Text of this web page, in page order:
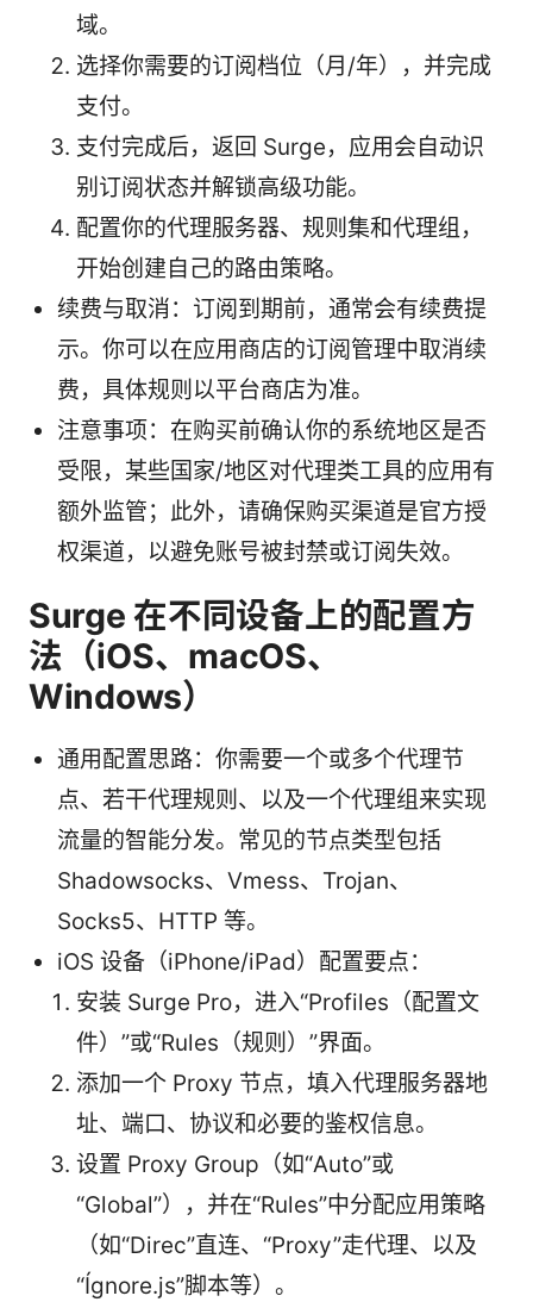
域。
选择你需要的订阅档位（月/年），并完成
支付。
支付完成后，返回 Surge，应用会自动识
别订阅状态并解锁高级功能。
配置你的代理服务器、规则集和代理组，
开始创建自己的路由策略。
续费与取消：订阅到期前，通常会有续费提
示。你可以在应用商店的订阅管理中取消续
费，具体规则以平台商店为准。
注意事项：在购买前确认你的系统地区是否
受限，某些国家/地区对代理类工具的应用有
额外监管；此外，请确保购买渠道是官方授
权渠道，以避免账号被封禁或订阅失效。
Surge 在不同设备上的配置方
法（iOS、macOS、
Windows）
通用配置思路：你需要一个或多个代理节
点、若干代理规则、以及一个代理组来实现
流量的智能分发。常见的节点类型包括
Shadowsocks、Vmess、Trojan、
Socks5、HTTP 等。
iOS 设备（iPhone/iPad）配置要点：
安装 Surge Pro，进入“Profiles（配置文
件）”或“Rules（规则）”界面。
添加一个 Proxy 节点，填入代理服务器地
址、端口、协议和必要的鉴权信息。
设置 Proxy Group（如“Auto”或
“Global”），并在“Rules”中分配应用策略
（如“Direc”直连、“Proxy”走代理、以及
“Ígnore.js”脚本等）。